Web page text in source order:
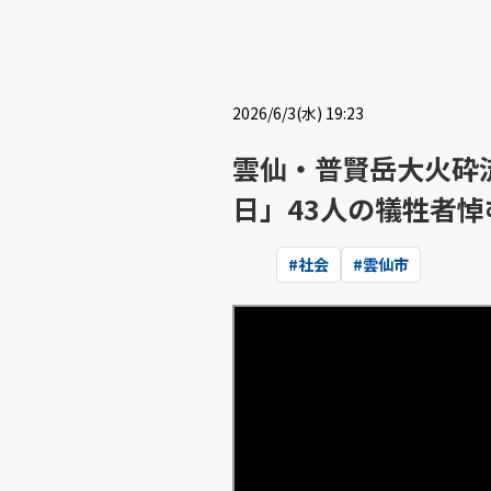
2026/6/3(水) 19:23
雲仙・普賢岳大火
日」43人の犠牲者
#社会 #雲仙市